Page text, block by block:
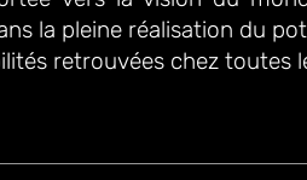
la pleine réalisation du
retrouvées chez toutes